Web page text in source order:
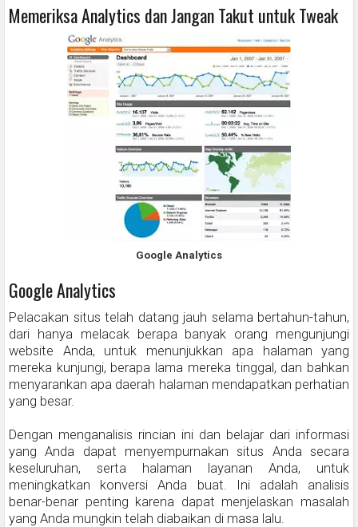
Memeriksa Analytics dan Jangan Takut untuk Tweak
Google Analytics
Google Analytics
Pelacakan situs telah datang jauh selama bertahun-tahun,
dari hanya melacak berapa banyak orang mengunjungi
website Anda, untuk menunjukkan apa halaman yang
mereka kunjungi, berapa lama mereka tinggal, dan bahkan
menyarankan apa daerah halaman mendapatkan perhatian
yang besar.
Dengan menganalisis rincian ini dan belajar dari informasi
yang Anda dapat menyempurnakan situs Anda secara
keseluruhan, serta halaman layanan Anda, untuk
meningkatkan konversi Anda buat. Ini adalah analisis
benar-benar penting karena dapat menjelaskan masalah
yang Anda mungkin telah diabaikan di masa lalu.